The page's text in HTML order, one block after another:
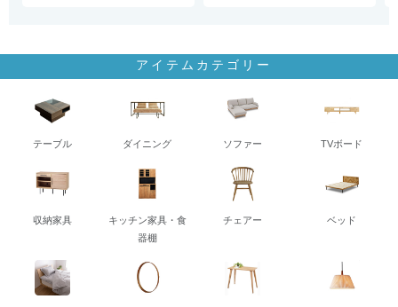
アイテムカテゴリー
テーブル ダイニング ソファー TVボード
収納家具
キッチン家具・食
器棚
チェアー ベッド